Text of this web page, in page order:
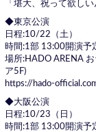
「堪大、祝って欲し
◆東京公演
日程:10/22（土）
時間:1部 13:00開演予
場所:HADO ARENA
ア5F)
https://hado-
◆大阪公演
日程:10/23（日）
時間:1部 13:00開演予